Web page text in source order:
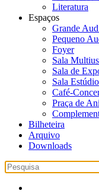
Literatura
Espaços
Grande
Pequeno
Foyer
Sala
Sala de
Sala Estúdio
Café-
Praça de
Bilheteira
Arquivo
Downloads